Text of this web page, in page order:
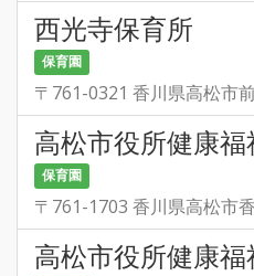
西光寺保育所
保育園
〒761-0321 香川県高松市
高松市役所健康
保育園
〒761-1703 香川県高松市
高松市役所健康